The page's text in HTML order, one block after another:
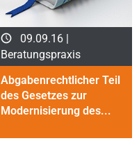
09.09.16 |
Beratungspraxis
Abgabenrechtlicher Teil
des Gesetzes zur
Moder­nisierung des...